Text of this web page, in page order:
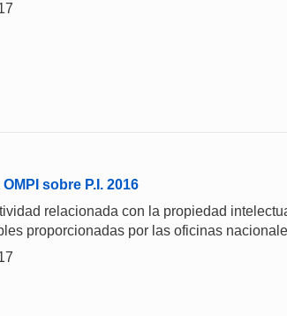
sobre P.I. 2016
relacionada con la propiedad
proporcionadas por las oficinas